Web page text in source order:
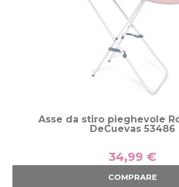
Asse da stiro pieghevole
DeCuevas 53486
34,99 €
COMPRARE